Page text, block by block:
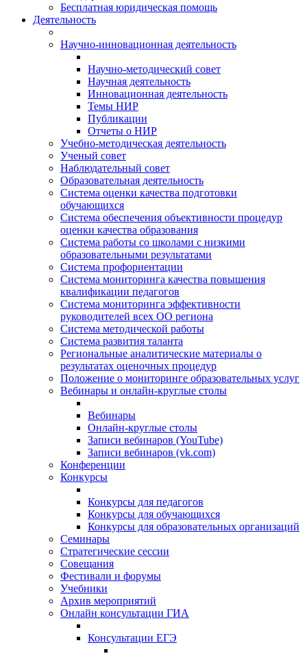
Бесплатная юридическая помощь
Деятельность
Научно-инновационная деятельность
Научно-методический совет
Научная деятельность
Инновационная деятельность
Темы НИР
Публикации
Отчеты о НИР
Учебно-методическая деятельность
Ученый совет
Наблюдательный совет
Образовательная деятельность
Система оценки качества подготовки
обучающихся
Система обеспечения объективности процедур
оценки качества образования
Система работы со школами с низкими
образовательными результатами
Система профориентации
Система мониторинга качества повышения
квалификации педагогов
Система мониторинга эффективности
руководителей всех ОО региона
Система методической работы
Система развития таланта
Региональные аналитические материалы о
результатах оценочных процедур
Положение о мониторинге образовательных услуг
Вебинары и онлайн-круглые столы
Вебинары
Онлайн-круглые столы
Записи вебинаров (YouTube)
Записи вебинаров (vk.com)
Конференции
Конкурсы
Конкурсы для педагогов
Конкурсы для обучающихся
Конкурсы для образовательных организаций
Семинары
Стратегические сессии
Совещания
Фестивали и форумы
Учебники
Архив мероприятий
Онлайн консультации ГИА
Консультации ЕГЭ